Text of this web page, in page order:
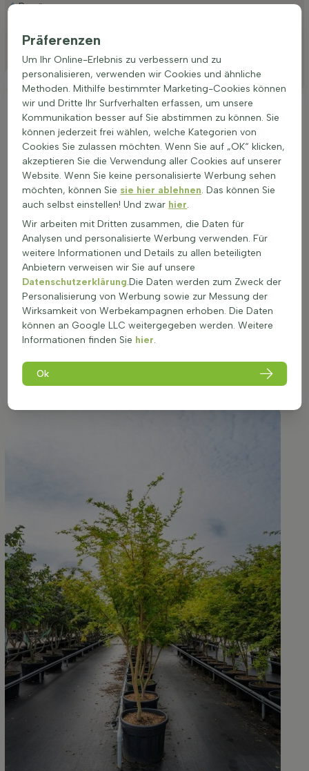
Platzierung
Bewässerung
Besonderheiten
Ideale Platzierung einer Acer palmatum
'Ôsakazuki'
Für den Fächer-Ahorn (Acer palmatum 'Ôsakazuki')
Mehrstämmig ist ein geschützter Platz im Halbschatten ideal.
Direkte, starke Mittagssonne besser vermeiden,
Morgensonne und Abendsonne sind gut. Ein lockerer,
humusreicher Boden mit neutralem bis saurem pH-Wert
Herbstfärbung. Geeignet sind vor allem Lehmboden, leichter
Tonboden, Lössboden, Sandboden und Lehmsandboden.
Staunässe vermeiden, der Boden sollte gleichmäßig feucht,
aber gut durchlässig sein. Versiegelte Flächen und dauerhafte
Bodenverdichtung schaden den Wurzeln. Ein
windgeschützter Platz hilft, Blätter und Krone zu schonen.
Typische Anwendungen sind:
Garten als Solitärgehölz
Patio-Gärten und kleinere Höfe
Präferenzen
Um Ihr Online-Erlebnis zu verbessern und zu
personalisieren, verwenden wir Cookies und ähnliche
Methoden. Mithilfe bestimmter Marketing-Cookies können
wir und Dritte Ihr Surfverhalten erfassen, um unsere
Kommunikation besser auf Sie abstimmen zu können. Sie
können jederzeit frei wählen, welche Kategorien von
Cookies Sie zulassen möchten. Wenn Sie auf „OK“ klicken,
akzeptieren Sie die Verwendung aller Cookies auf unserer
Website. Wenn Sie keine personalisierte Werbung sehen
möchten, können Sie sie hier ablehnen. Das können Sie
auch selbst einstellen! Und zwar hier.
Wir arbeiten mit Dritten zusammen, die Daten für
Analysen und personalisierte Werbung verwenden. Für
weitere Informationen und Details zu allen beteiligten
Anbietern verweisen wir Sie auf unsere
Datenschutzerklärung.Die Daten werden zum Zweck der
Personalisierung von Werbung sowie zur Messung der
Wirksamkeit von Werbekampagnen erhoben. Die Daten
können an Google LLC weitergegeben werden. Weitere
Informationen finden Sie hier.
Ok